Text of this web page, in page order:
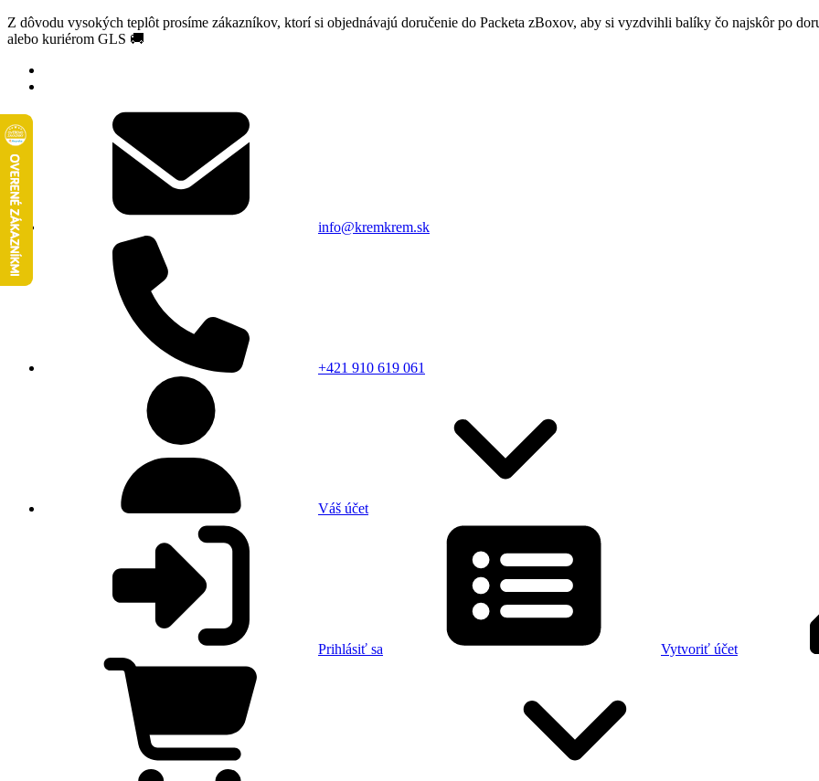
Z dôvodu vysokých teplôt prosíme zákazníkov, ktorí si objednávajú doručenie do Packeta zBoxov, aby si vyzdvihli balíky čo najskôr po
alebo kuriérom GLS 🚚
info@kremkrem.sk
+421 910 619 061
Váš účet
Prihlásiť sa Vytvoriť účet